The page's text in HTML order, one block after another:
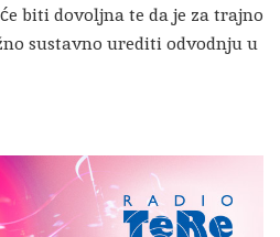
biti dovoljna te da je za trajno
sustavno urediti odvodnju u